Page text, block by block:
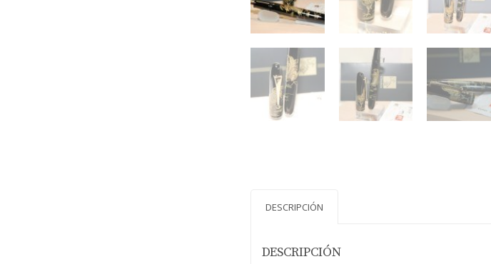
DESCRIPCIÓN
DESCRIPCIÓN